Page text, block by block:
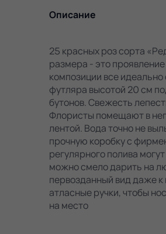
Описание
25 красных роз сорта
размера - это
композиции все идеально
футляра высотой 20 см
бутонов. Свежесть
Флористы помещают в
лентой. Вода точно не
прочную коробку с
регулярного полива
можно смело дарить на
первозданный вид даже к
атласные ручки, чтобы
на место